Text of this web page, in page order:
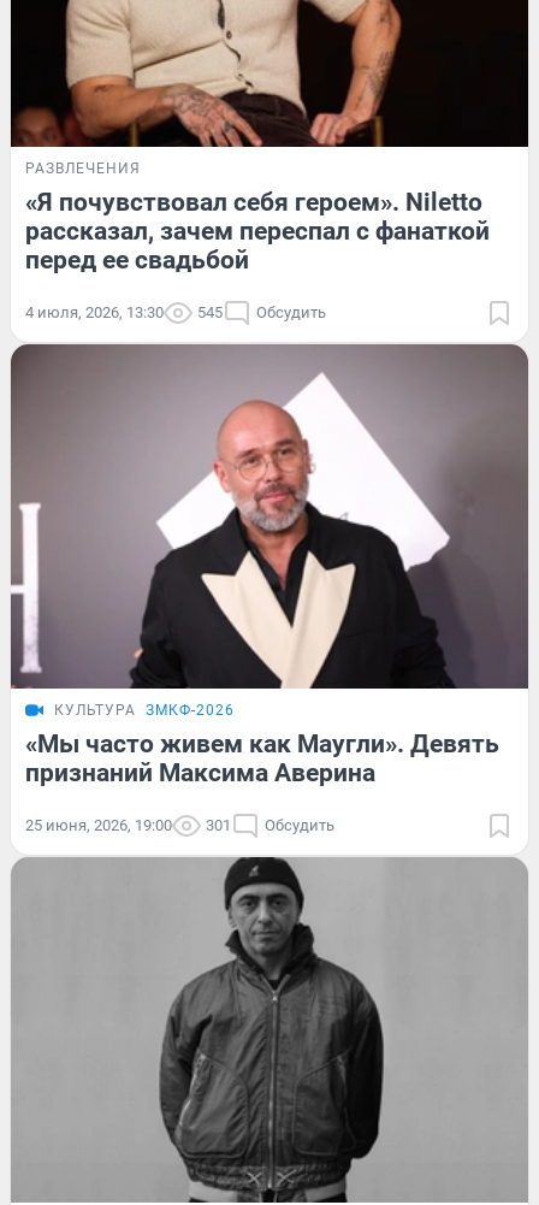
РАЗВЛЕЧЕНИЯ
«Я почувствовал себя героем». Niletto
рассказал, зачем переспал с фанаткой
перед ее свадьбой
4 июля, 2026, 13:30 545 Обсудить
КУЛЬТУРА ЗМКФ-2026
«Мы часто живем как Маугли». Девять
признаний Максима Аверина
25 июня, 2026, 19:00 301 Обсудить